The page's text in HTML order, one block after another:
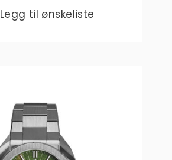
Legg til ønskeliste